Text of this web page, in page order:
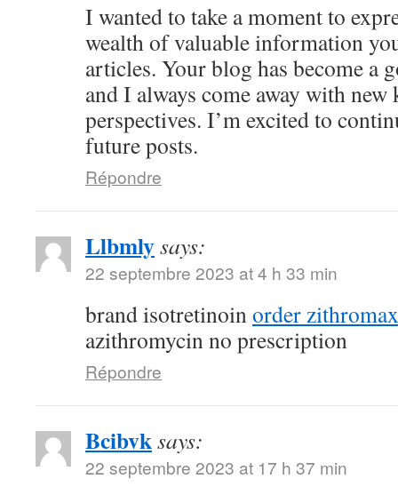
I wanted to take a moment to
wealth of valuable information
articles. Your blog has become a
and I always come away with
perspectives. I’m excited to
future posts.
Répondre
Llbmlysays:
22 septembre 2023 at 4 h 33 min
brand isotretinoinorder
azithromycin no prescription
Répondre
Bcibvksays:
22 septembre 2023 at 17 h 37 min